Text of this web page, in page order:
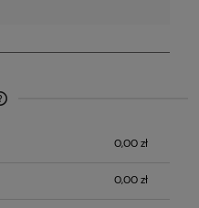
0,00 zł
0,00 zł